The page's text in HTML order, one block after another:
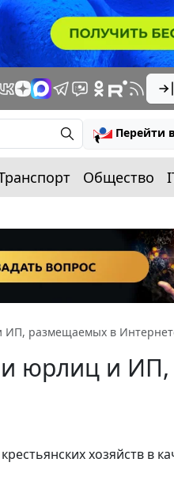
Перейти
Общество
ИП, размещаемых в
юрлиц и ИП,